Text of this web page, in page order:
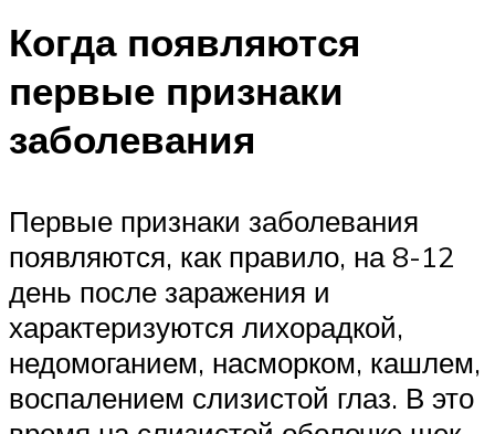
Когда появляются
первые признаки
заболевания
Первые признаки заболевания
появляются, как правило, на 8-12
день после заражения и
характеризуются лихорадкой,
недомоганием, насморком, кашлем,
воспалением слизистой глаз. В это